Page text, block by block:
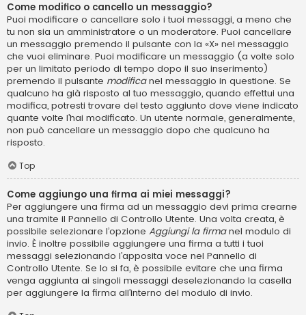
Come modifico o cancello un messaggio?
Puoi modificare o cancellare solo i tuoi messaggi, a meno che
tu non sia un amministratore o un moderatore. Puoi cancellare
un messaggio premendo il pulsante con la «X» nel messaggio
che vuoi eliminare. Puoi modificare un messaggio (a volte solo
per un limitato periodo di tempo dopo il suo inserimento)
premendo il pulsante modificanel messaggio in questione. Se
qualcuno ha già risposto al tuo messaggio, quando effettui una
modifica, potresti trovare del testo aggiunto dove viene indicato
quante volte l’hai modificato. Un utente normale, generalmente,
non può cancellare un messaggio dopo che qualcuno ha
risposto.
Top
Come aggiungo una firma ai miei messaggi?
Per aggiungere una firma ad un messaggio devi prima crearne
una tramite il Pannello di Controllo Utente. Una volta creata, è
possibile selezionare l’opzione Aggiungi la firmanel modulo di
invio. È inoltre possibile aggiungere una firma a tutti i tuoi
messaggi selezionando l’apposita voce nel Pannello di
Controllo Utente. Se lo si fa, è possibile evitare che una firma
venga aggiunta ai singoli messaggi deselezionando la casella
per aggiungere la firma all’interno del modulo di invio.